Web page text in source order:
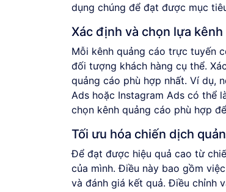
dụng chúng để đạt được mục
Xác định và chọn lựa
Mỗi kênh quảng cáo trực tuyến
đối tượng khách hàng cụ thể.
quảng cáo phù hợp nhất. Ví dụ,
Ads hoặc Instagram Ads có thể
chọn kênh quảng cáo phù hợp
Tối ưu hóa chiến dịch
Để đạt được hiệu quả cao từ
của mình. Điều này bao gồm
và đánh giá kết quả. Điều chỉnh